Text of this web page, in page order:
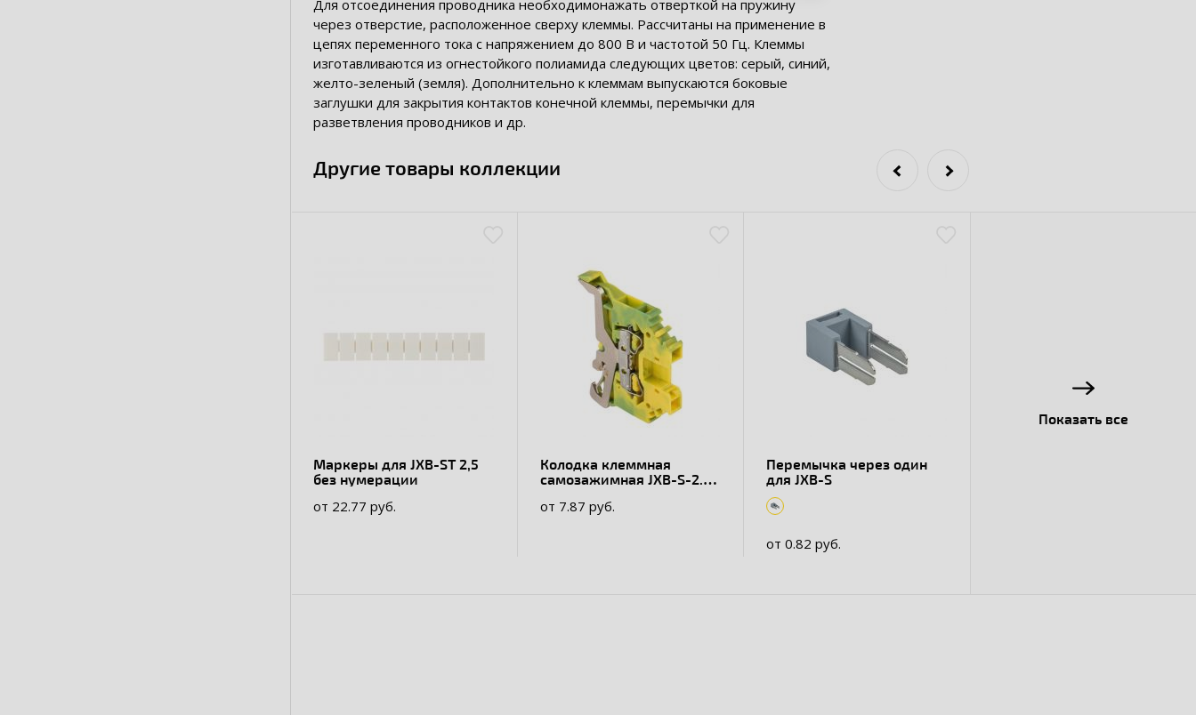
Для отсоединения проводника необходимонажать отверткой на пружину
через отверстие, расположенное сверху клеммы. Рассчитаны на применение в
цепях переменного тока с напряжением до 800 В и частотой 50 Гц. Клеммы
изготавливаются из огнестойкого полиамида следующих цветов: серый, синий,
желто-зеленый (земля). Дополнительно к клеммам выпускаются боковые
заглушки для закрытия контактов конечной клеммы, перемычки для
разветвления проводников и др.
Другие товары коллекции
Маркеры для JXB-ST 2,5
без нумерации
от 22.77 руб.
Колодка клеммная
самозажимная JXB-S-2.5
от 7.87 руб.
Перемычка через один
для JXB-S
от 0.82 руб.
Показать все